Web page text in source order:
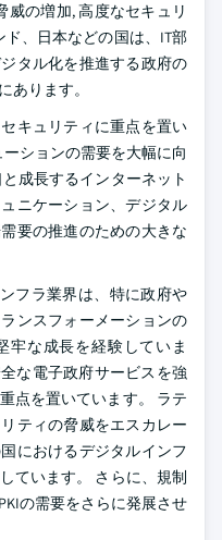
威の増加, 高度なセキュリ
、日本などの国は、IT部
タル化を推進する政府の
あります。
キュリティに重点を置い
ションの需要を大幅に向
成長するインターネット
ニケーション、デジタル
要の推進のための大きな
フラ業界は、特に政府や
ンスフォーメーションの
牢な成長を経験していま
な電子政府サービスを強
点を置いています。 ラテ
ティの脅威をエスカレー
におけるデジタルインフ
ています。 さらに、規制
の需要をさらに発展させ